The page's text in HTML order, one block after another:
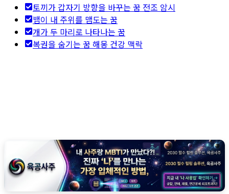
토끼가 갑자기 방향을 바꾸는 꿈 전조 암시
뱀이 내 주위를 맴도는 꿈
개가 두 마리로 나타나는 꿈
복권을 숨기는 꿈 해몽 건강 맥락